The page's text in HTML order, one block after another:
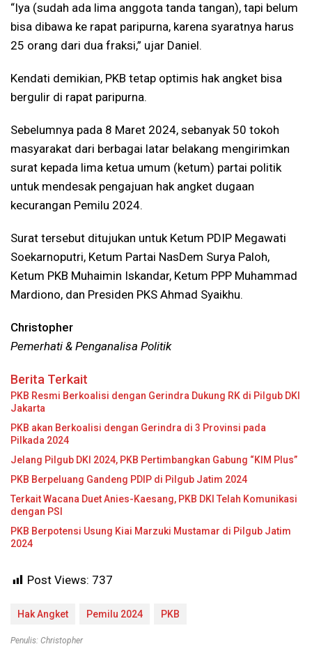
“Iya (sudah ada lima anggota tanda tangan), tapi belum
bisa dibawa ke rapat paripurna, karena syaratnya harus
25 orang dari dua fraksi,” ujar Daniel.
Kendati demikian, PKB tetap optimis hak angket bisa
bergulir di rapat paripurna.
Sebelumnya pada 8 Maret 2024, sebanyak 50 tokoh
masyarakat dari berbagai latar belakang mengirimkan
surat kepada lima ketua umum (ketum) partai politik
untuk mendesak pengajuan hak angket dugaan
kecurangan Pemilu 2024.
Surat tersebut ditujukan untuk Ketum PDIP Megawati
Soekarnoputri, Ketum Partai NasDem Surya Paloh,
Ketum PKB Muhaimin Iskandar, Ketum PPP Muhammad
Mardiono, dan Presiden PKS Ahmad Syaikhu.
Christopher
Pemerhati & Penganalisa Politik
Berita Terkait
PKB Resmi Berkoalisi dengan Gerindra Dukung RK di Pilgub DKI
Jakarta
PKB akan Berkoalisi dengan Gerindra di 3 Provinsi pada
Pilkada 2024
Jelang Pilgub DKI 2024, PKB Pertimbangkan Gabung “KIM Plus”
PKB Berpeluang Gandeng PDIP di Pilgub Jatim 2024
Terkait Wacana Duet Anies-Kaesang, PKB DKI Telah Komunikasi
dengan PSI
PKB Berpotensi Usung Kiai Marzuki Mustamar di Pilgub Jatim
2024
Post Views: 737
Hak Angket Pemilu 2024 PKB
Penulis: Christopher